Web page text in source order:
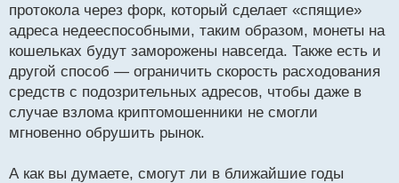
протокола через форк, который сделает «спящие»
адреса недееспособными, таким образом, монеты на
кошельках будут заморожены навсегда. Также есть и
другой способ — ограничить скорость расходования
средств с подозрительных адресов, чтобы даже в
случае взлома криптомошенники не смогли
мгновенно обрушить рынок.
А как вы думаете, смогут ли в ближайшие годы